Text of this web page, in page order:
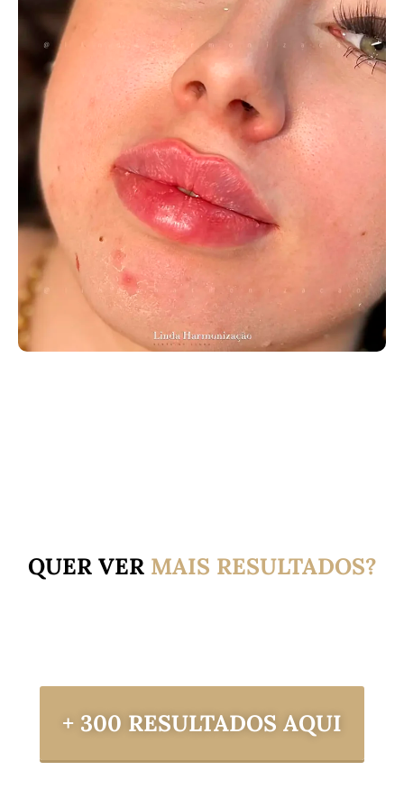
QUER VER MAIS RESULTADOS?
+ 300 RESULTADOS AQUI